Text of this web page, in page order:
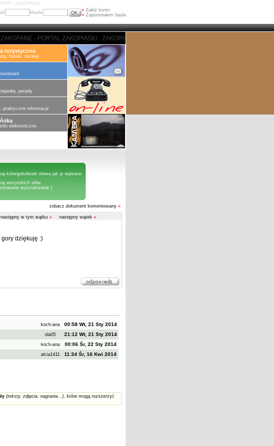
- ZAKOPANE
Hasło » Załóż konto
» Zapomniałem hasła
ZAKOPIASKI - ZAKOPANE - PORTAL ZAKOPIASKI - ZAKOPANE - PORTAL ZAKOPIASKI -
turystyczna
hotele, noclegi
porady
praktyczne informacje
elektroniczne
któregokolwiek słowa jak je wpisano
wszystkich słów
wyszukiwanie ]
zobacz dokument komentowany »
następny w tym wątku » następny wątek »
dziękuję :)
koch-ana 00:58 Wt, 21 Sty 2014
ola05 21:12 Wt, 21 Sty 2014
koch-ana 00:06 Śr, 22 Sty 2014
alcia1411 11:34 Śr, 16 Kwi 2014
(teksty, zdjęcia, nagrania...), które mogą rozszerzyć